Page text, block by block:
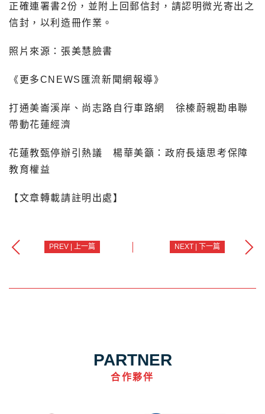
正確連署書2份，並附上回郵信封，請認明微光寄出之
信封，以利造冊作業。
照片來源：張美慧臉書
《更多CNEWS匯流新聞網報導》
打通美崙溪岸、尚志路自行車路網 徐榛蔚親勘串聯
帶動花蓮經濟
花蓮教甄停辦引熱議 楊華美籲：政府長遠思考保障
教育權益
【文章轉載請註明出處】
PREV | 上一篇 NEXT | 下一篇
PARTNER
合作夥伴